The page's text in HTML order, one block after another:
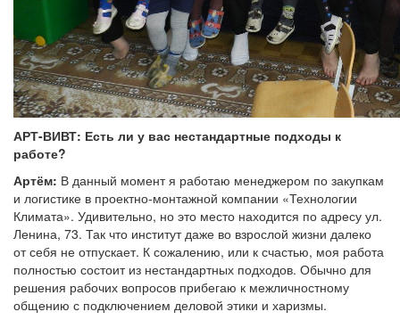
АРТ-ВИВТ: Есть ли у вас нестандартные подходы к
работе?
Артём: В данный момент я работаю менеджером по закупкам
и логистике в проектно-монтажной компании «Технологии
Климата». Удивительно, но это место находится по адресу ул.
Ленина, 73. Так что институт даже во взрослой жизни далеко
от себя не отпускает. К сожалению, или к счастью, моя работа
полностью состоит из нестандартных подходов. Обычно для
решения рабочих вопросов прибегаю к межличностному
общению с подключением деловой этики и харизмы.